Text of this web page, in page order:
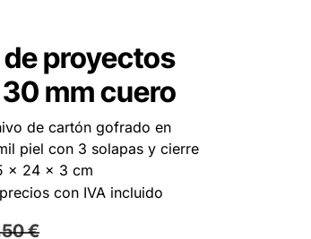
proyectos
mm cuero
de cartón gofrado en
piel con 3 solapas y cierre
x 24 x 3 cm
con IVA incluido
€